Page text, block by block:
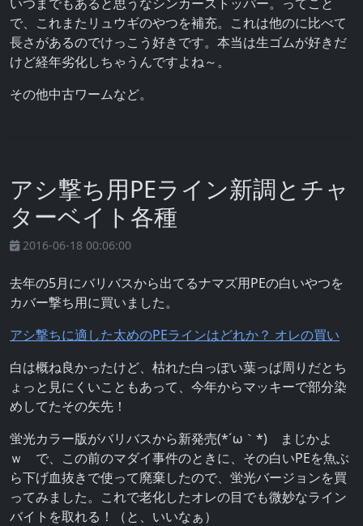
で、これまたリュウギのやつを補充。これは他のに比べて
長さがあるのでけっこう好きです。本当は生ゴムが好きだ
けど経年劣化しちゃうんですよね～。
その他中古ワームなど。
アシ撃ち用PEライン新調とチャ
ターベイト各種
2016-06-18 00:06:00
去年の5月にバリバスから出てるナマズ用PEの白いやつを
カバー撃ち用に買いました。
アシ撃ちに適した太めのPEラインはどれか？ オレの買い
白は概ね良かったけど、枯れた白っぽい葉っぱ周りだとち
ょっと見にくいこともあって、今年からマッキーで部分染
めしてたその矢先！
蛍光カラー版がバリバスから新発売(*´ω｀*) まじかよ
ｗ で、この前のマダイ事件のときに、その白いPEを魚ぶ
ら下げ血抜きで使って廃棄したので、蛍光バージョンを買
ってみました。これで老化したオレの目でも微妙なライン
バイトを取れる！（と、いいなぁ）